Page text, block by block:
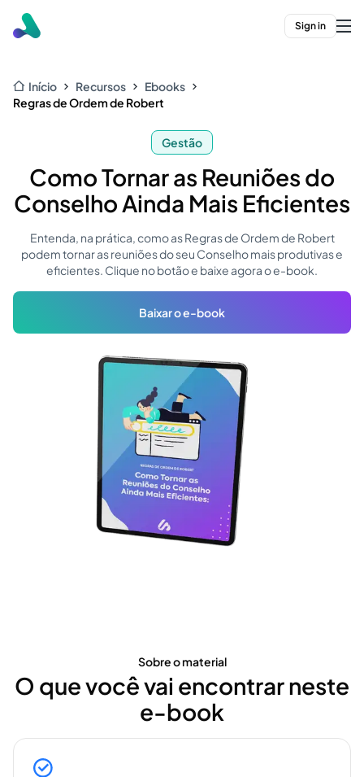
Sign in
Início Recursos
Ebooks
Regras de Ordem de Robert
Gestão
Como Tornar as Reuniões do
Conselho Ainda Mais Eficientes
Entenda, na prática, como as Regras de Ordem de Robert
podem tornar as reuniões do seu Conselho mais produtivas e
eficientes. Clique no botão e baixe agora o e-book.
Baixar o e-book
Sobre o material
O que você vai encontrar neste
e-book